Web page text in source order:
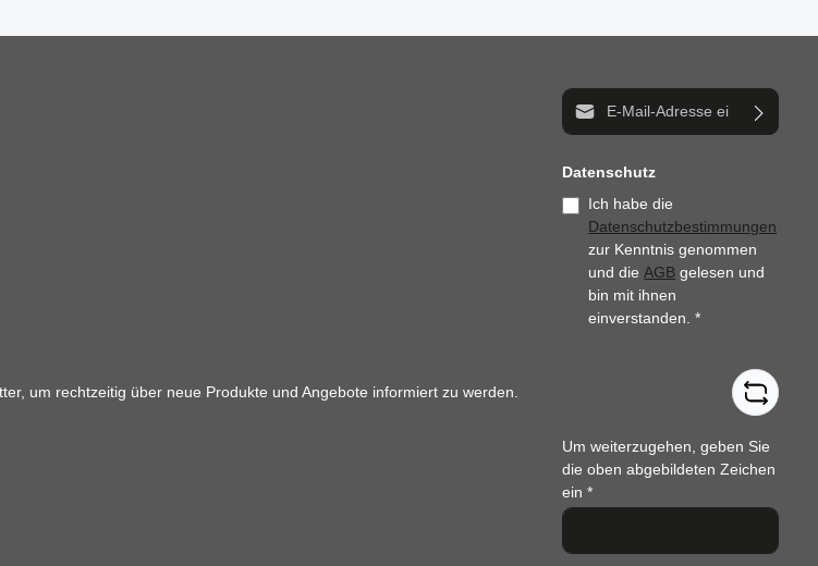
um rechtzeitig über neue Produkte und Angebote informiert zu werden.
E-Mail-Adresse*
Datenschutz
Ich habe die
Datenschutzbestimmungen
zur Kenntnis genommen
und dieAGB gelesen und
bin mit ihnen
einverstanden.*
Um weiterzugehen, geben Sie
die oben abgebildeten Zeichen
ein*